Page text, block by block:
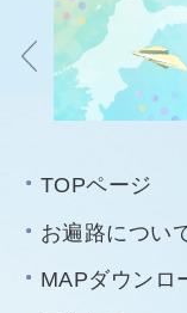
TOPページ
お遍路につい
MAPダウンロ